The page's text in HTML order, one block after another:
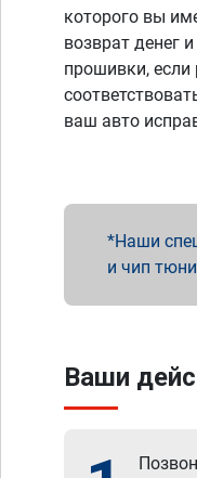
которого вы
возврат денег
прошивки, если
ваш авто
Наши
и чип
Ваши